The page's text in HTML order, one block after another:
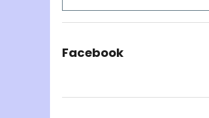
Facebook